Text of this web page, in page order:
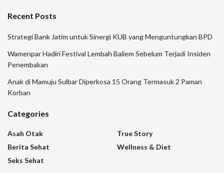
Recent Posts
Strategi Bank Jatim untuk Sinergi KUB yang Menguntungkan BPD
Wamenpar Hadiri Festival Lembah Baliem Sebelum Terjadi Insiden
Penembakan
Anak di Mamuju Sulbar Diperkosa 15 Orang Termasuk 2 Paman
Korban
Categories
Asah Otak
Berita Sehat
Seks Sehat
True Story
Wellness & Diet